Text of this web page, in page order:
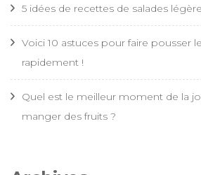
5 idées de recettes de salades
Voici 10 astuces pour faire pousser
rapidement !
Quel est le meilleur moment de la
manger des fruits ?